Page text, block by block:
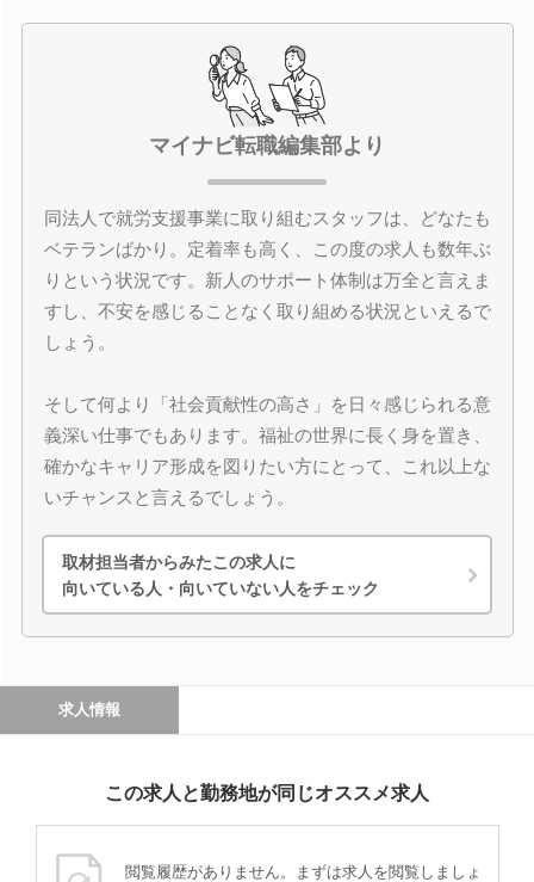
マイナビ転職編集部より
同法人で就労支援事業に取り組むスタッフは、どなたも
ベテランばかり。定着率も高く、この度の求人も数年ぶ
りという状況です。新人のサポート体制は万全と言えま
すし、不安を感じることなく取り組める状況といえるで
しょう。
そして何より「社会貢献性の高さ」を日々感じられる意
義深い仕事でもあります。福祉の世界に長く身を置き、
確かなキャリア形成を図りたい方にとって、これ以上な
いチャンスと言えるでしょう。
取材担当者からみたこの求人に
向いている人・向いていない人をチェック
求人情報
この求人と勤務地が同じオススメ求人
閲覧履歴がありません。まずは求人を閲覧しましょ